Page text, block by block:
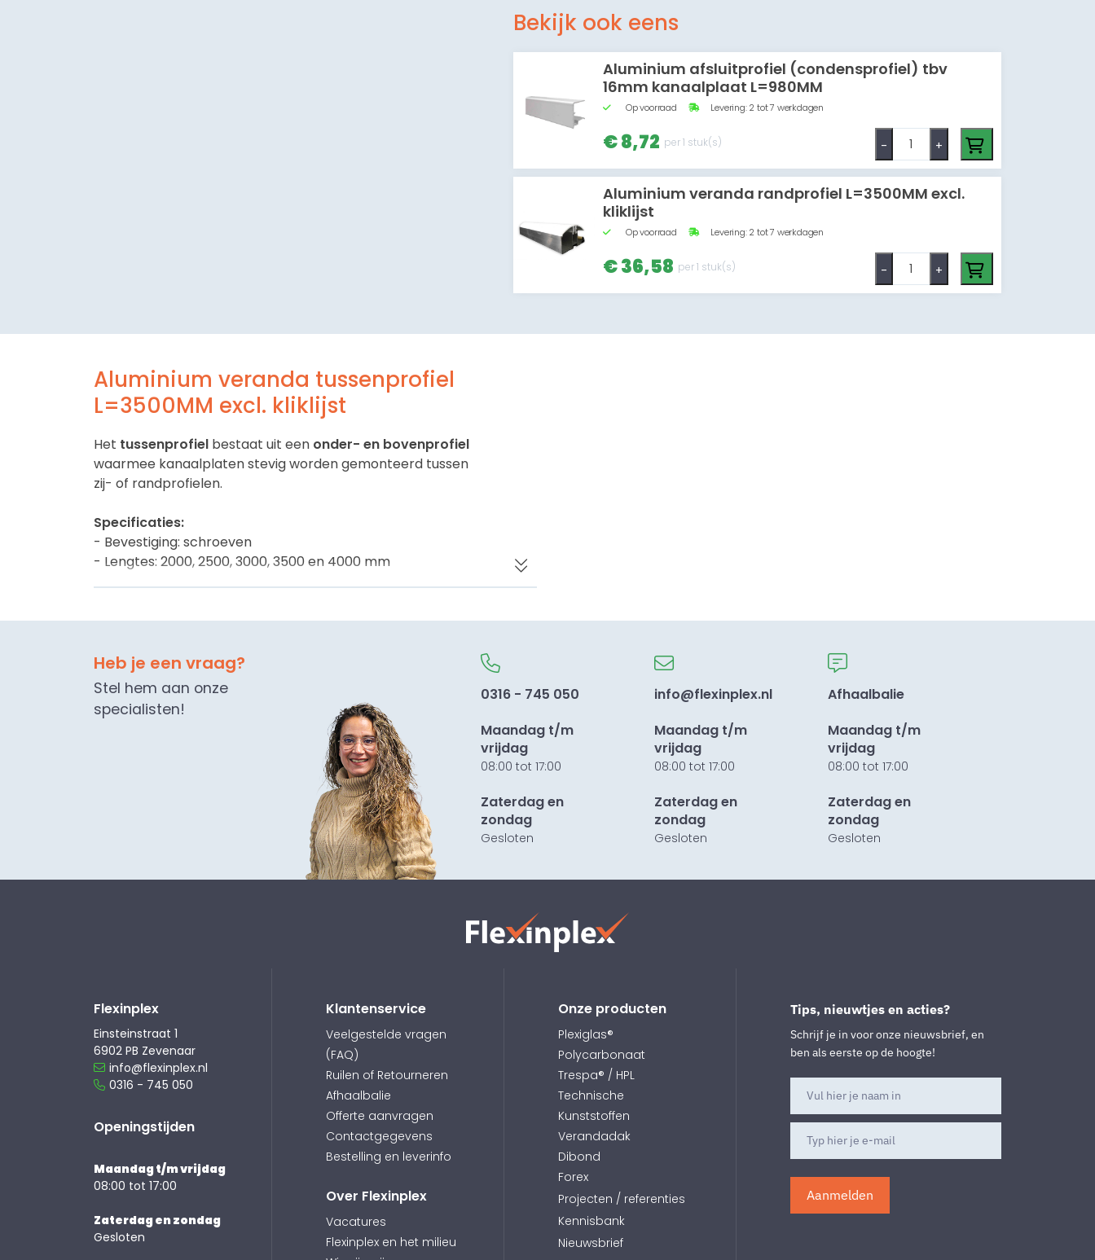
Bekijk ook eens
Aluminium afsluitprofiel (condensprofiel) tbv
16mm kanaalplaat L=980MM
Op voorraad Levering: 2 tot 7 werkdagen
€ 8,72 per 1 stuk(s) - +
Aluminium veranda randprofiel L=3500MM excl.
kliklijst
Op voorraad Levering: 2 tot 7 werkdagen
€ 36,58 per 1 stuk(s) - +
Aluminium veranda tussenprofiel
L=3500MM excl. kliklijst
Het tussenprofiel bestaat uit een onder- en bovenprofiel
waarmee kanaalplaten stevig worden gemonteerd tussen
zij- of randprofielen.
Specificaties:
- Bevestiging: schroeven
- Lengtes: 2000, 2500, 3000, 3500 en 4000 mm
- Materiaal: aluminium & wit PVC kunststof
Heb je een vraag?
Stel hem aan onze
specialisten!
0316 - 745 050
Maandag t/m
vrijdag
08:00 tot 17:00
Zaterdag en
zondag
Gesloten
info@flexinplex.nl
Maandag t/m
vrijdag
08:00 tot 17:00
Zaterdag en
zondag
Gesloten
Afhaalbalie
Maandag t/m
vrijdag
08:00 tot 17:00
Zaterdag en
zondag
Gesloten
Flexinplex
Einsteinstraat 1
6902 PB Zevenaar
info@flexinplex.nl
0316 - 745 050
Openingstijden
Maandag t/m vrijdag
08:00 tot 17:00
Zaterdag en zondag
Gesloten
Klantenservice
Veelgestelde vragen
(FAQ)
Ruilen of Retourneren
Afhaalbalie
Offerte aanvragen
Contactgegevens
Bestelling en leverinfo
Over Flexinplex
Vacatures
Flexinplex en het milieu
Onze producten
Plexiglas®
Polycarbonaat
Trespa® / HPL
Technische
Kunststoffen
Verandadak
Dibond
Forex
Projecten / referenties
Kennisbank
Nieuwsbrief
Tips, nieuwtjes en acties?
Schrijf je in voor onze nieuwsbrief, en
ben als eerste op de hoogte!
Aanmelden